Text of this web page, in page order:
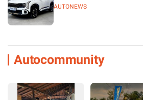
AUTONEWS
Autocommunity